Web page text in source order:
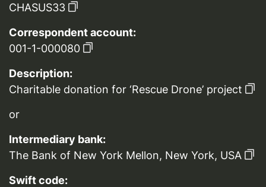
CHASUS33
Correspondent account:
001-1-000080
Description:
Charitable donation for ‘Rescue Drone’ project
or
Intermediary bank:
The Bank of New York Mellon, New York, USA
Swift code: